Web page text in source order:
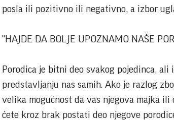
posla ili pozitivno ili negativno, a izbor
"HAJDE DA BOLJE UPOZNAMO NAŠE
Porodica je bitni deo svakog pojedinca,
predstavljanju nas samih. Ako je razlog
velika mogućnost da vas njegova majka
ćete kroz brak postati deo njegove